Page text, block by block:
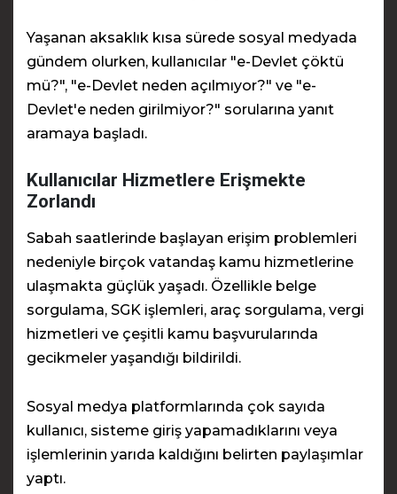
Yaşanan aksaklık kısa sürede sosyal medyada
gündem olurken, kullanıcılar "e-Devlet çöktü
mü?", "e-Devlet neden açılmıyor?" ve "e-
Devlet'e neden girilmiyor?" sorularına yanıt
aramaya başladı.
Kullanıcılar Hizmetlere Erişmekte
Zorlandı
Sabah saatlerinde başlayan erişim problemleri
nedeniyle birçok vatandaş kamu hizmetlerine
ulaşmakta güçlük yaşadı. Özellikle belge
sorgulama, SGK işlemleri, araç sorgulama, vergi
hizmetleri ve çeşitli kamu başvurularında
gecikmeler yaşandığı bildirildi.
Sosyal medya platformlarında çok sayıda
kullanıcı, sisteme giriş yapamadıklarını veya
işlemlerinin yarıda kaldığını belirten paylaşımlar
yaptı.